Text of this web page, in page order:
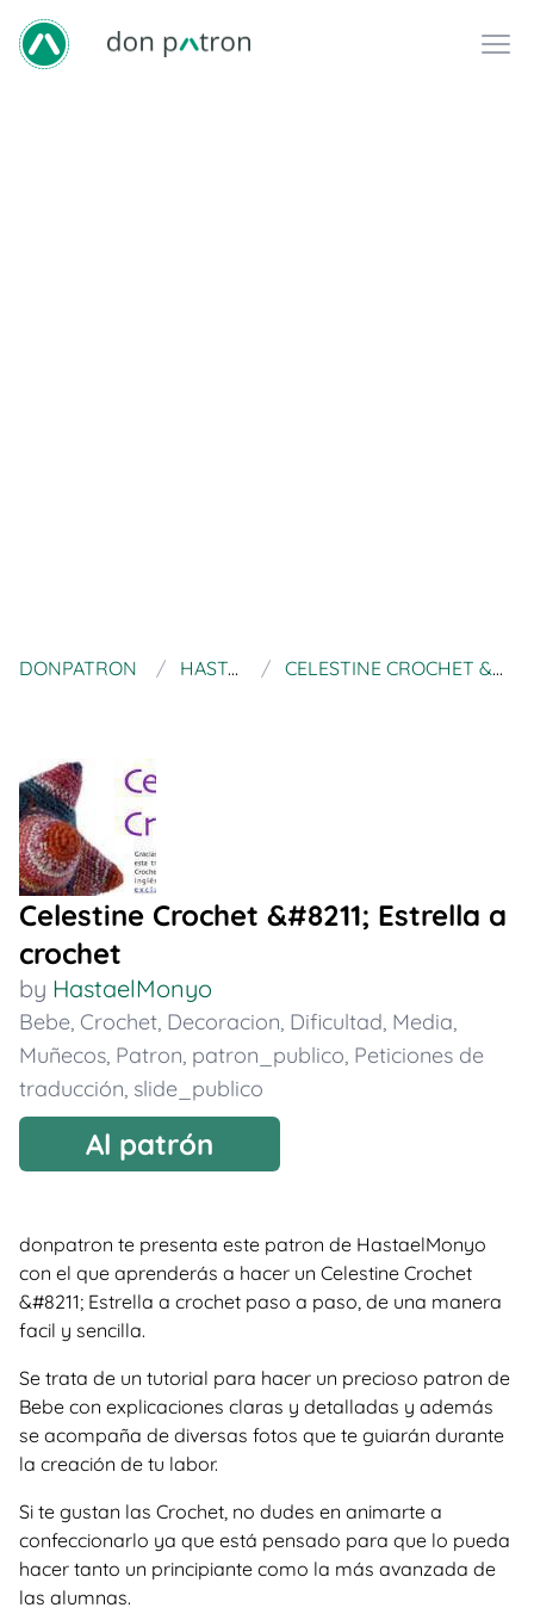
DONPATRON HASTAELMONYO CELESTINE CROCHET &#8211; ESTRELLA A CROCHET
Celestine Crochet &#8211; Estrella a
crochet
by HastaelMonyo
Bebe, Crochet, Decoracion, Dificultad, Media,
Muñecos, Patron, patron_publico, Peticiones de
traducción, slide_publico
Al patrón
donpatron te presenta este patron de HastaelMonyo
con el que aprenderás a hacer un Celestine Crochet
&#8211; Estrella a crochet paso a paso, de una manera
facil y sencilla.
Se trata de un tutorial para hacer un precioso patron de
Bebe con explicaciones claras y detalladas y además
se acompaña de diversas fotos que te guiarán durante
la creación de tu labor.
Si te gustan las Crochet, no dudes en animarte a
confeccionarlo ya que está pensado para que lo pueda
hacer tanto un principiante como la más avanzada de
las alumnas.